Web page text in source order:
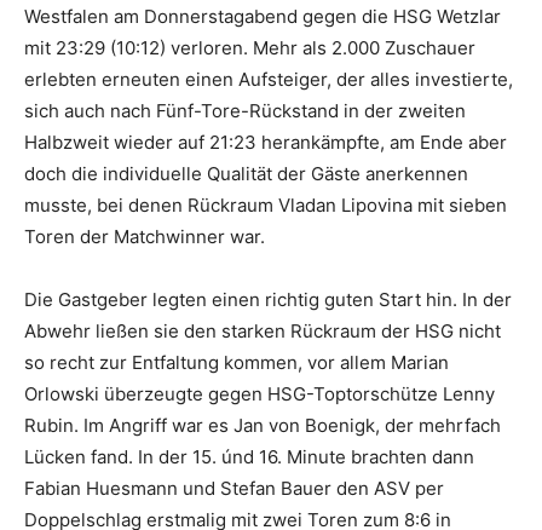
Westfalen am Donnerstagabend gegen die HSG Wetzlar
mit 23:29 (10:12) verloren. Mehr als 2.000 Zuschauer
erlebten erneuten einen Aufsteiger, der alles investierte,
sich auch nach Fünf-Tore-Rückstand in der zweiten
Halbzweit wieder auf 21:23 herankämpfte, am Ende aber
doch die individuelle Qualität der Gäste anerkennen
musste, bei denen Rückraum Vladan Lipovina mit sieben
Toren der Matchwinner war.
Die Gastgeber legten einen richtig guten Start hin. In der
Abwehr ließen sie den starken Rückraum der HSG nicht
so recht zur Entfaltung kommen, vor allem Marian
Orlowski überzeugte gegen HSG-Toptorschütze Lenny
Rubin. Im Angriff war es Jan von Boenigk, der mehrfach
Lücken fand. In der 15. únd 16. Minute brachten dann
Fabian Huesmann und Stefan Bauer den ASV per
Doppelschlag erstmalig mit zwei Toren zum 8:6 in